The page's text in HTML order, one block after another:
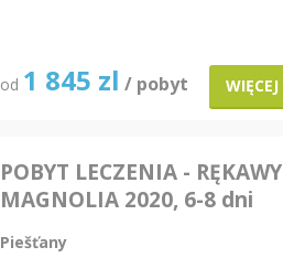
od 1 845 zl / pobyt WIĘCEJ
POBYT LECZENIA - RĘKAWY
MAGNOLIA 2020, 6-8 dni
Piešťany